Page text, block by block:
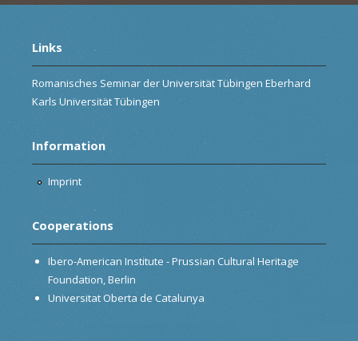
Links
Romanisches Seminar der Universität Tübingen Eberhard
Karls Universität Tübingen
Information
Imprint
Cooperations
Ibero-American Institute - Prussian Cultural Heritage
Foundation, Berlin
Universitat Oberta de Catalunya